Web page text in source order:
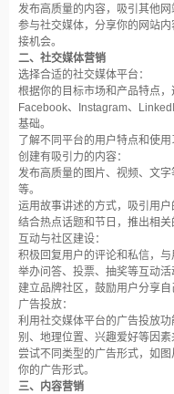
发布高质量的内容，吸引其他网
参与社交媒体，分享你的网站
接机会。
二、社交媒体营销
选择合适的社交媒体平台：
根据你的目标市场和产品特点，
Facebook、Instagram、
基础。
了解不同平台的用户特点和使
创建有吸引力的内容：
发布高质量的图片、视频、文
等。
运用故事讲述的方式，吸引用户
结合热点话题和节日，推出相关
互动与社区建设：
积极回复用户的评论和私信，与
举办问答、投票、抽奖等互动活
建立品牌社区，鼓励用户分享自
广告投放：
利用社交媒体平台的广告投放
别、地理位置、兴趣爱好等因素
尝试不同类型的广告形式，如
你的广告形式。
三、内容营销